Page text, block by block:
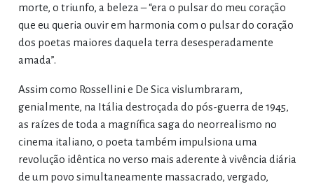
morte, o triunfo, a beleza – “era o pulsar do meu coração
que eu queria ouvir em harmonia com o pulsar do coração
dos poetas maiores daquela terra desesperadamente
amada”.
Assim como Rossellini e De Sica vislumbraram,
genialmente, na Itália destroçada do pós-guerra de 1945,
as raízes de toda a magnífica saga do neorrealismo no
cinema italiano, o poeta também impulsiona uma
revolução idêntica no verso mais aderente à vivência diária
de um povo simultaneamente massacrado, vergado,